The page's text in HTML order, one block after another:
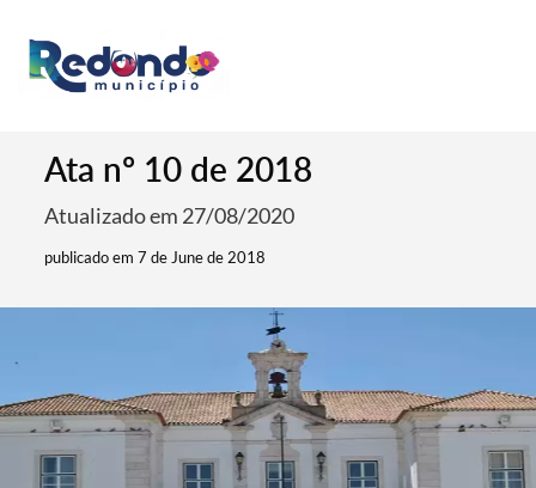
Ata nº 10 de 2018
Atualizado em 27/08/2020
publicado em 7 de June de 2018